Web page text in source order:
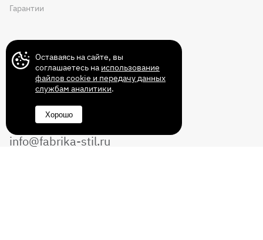
Гарантии
Контакты
+7 (499) 372-43-72
8 (800) 350-14-70
info@fabrika-stil.ru
Оставаясь на сайте, вы
соглашаетесь на использование
файлов cookie и передачу данных
службам аналитики.
Хорошо